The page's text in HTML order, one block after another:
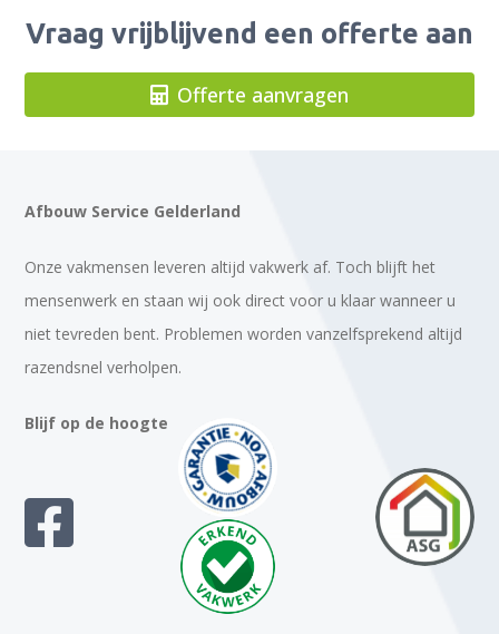
Vraag vrijblijvend een offerte aan
Offerte aanvragen
Afbouw Service Gelderland
Onze vakmensen leveren altijd vakwerk af. Toch blijft het
mensenwerk en staan wij ook direct voor u klaar wanneer u
niet tevreden bent. Problemen worden vanzelfsprekend altijd
razendsnel verholpen.
Blijf op de hoogte